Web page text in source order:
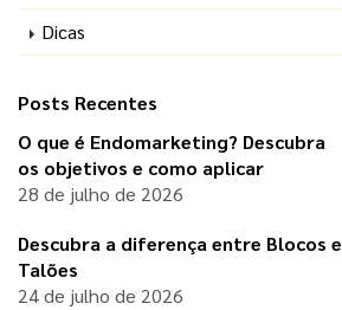
Dicas
Posts Recentes
O que é Endomarketing? Descubra
os objetivos e como aplicar
28 de julho de 2026
Descubra a diferença entre Blocos e
Talões
24 de julho de 2026